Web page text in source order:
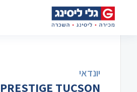
יונדאי
PRESTIGE TUCSON פנאי-שטח